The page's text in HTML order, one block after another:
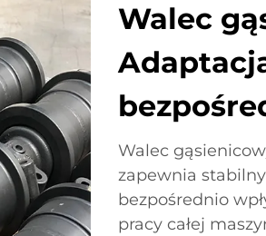
Walec
Walec
zapewnia
bezpośrednio
pracy całej